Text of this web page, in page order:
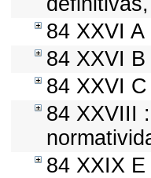
84 XXVI
84 XXVI
84 XXVI
84 XXVIII
84 XXIX